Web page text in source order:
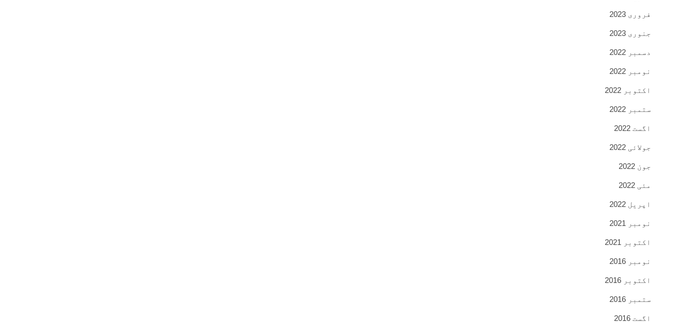
فروری 2023
جنوری 2023
دسمبر 2022
نومبر 2022
اکتوبر 2022
ستمبر 2022
اگست 2022
جولائی 2022
جون 2022
مئی 2022
اپریل 2022
نومبر 2021
اکتوبر 2021
نومبر 2016
اکتوبر 2016
ستمبر 2016
اگست 2016